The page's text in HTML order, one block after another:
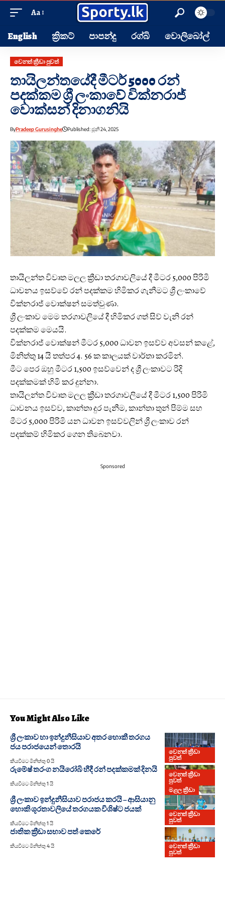
Aa
English ක්‍රිකට් පාපන්දු රග්බි වොලිබෝල්
වෙනත් ක්‍රීඩා පුවත්
තායිලන්තයේදී මීටර් 5000 රන්
පදක්කම ශ්‍රී ලංකාවේ වික්නරාජ්
වොක්සන් දිනාගනියි
ByPradeep Gurusinghe Published: ජූනි 24, 2025
තායිලන්ත විවෘත මලල ක්‍රීඩා තරගාවලියේ දී මීටර 5,000 පිරිමි
ධාවනය ඉසව්වේ රන් පදක්කම හිමිකර ගැනීමට ශ්‍රී ලංකාවේ
වික්නරාජ් වොක්ෂන් සමත්වුණා.
ශ්‍රී ලංකාව මෙම තරගාවලියේ දී හිමිකර ගත් සිව් වැනි රන්
පදක්කම මෙයයි.
වික්නරාජ් වොක්ෂන් මීටර 5,000 ධාවන ඉසව්ව අවසන් කළේ,
මිනිත්තු 14 යි තත්පර 4. 56 ක කාලයක් වාර්තා කරමින්.
මීට පෙර ඔහු මීටර 1,500 ඉසව්වෙන් ද ශ්‍රී ලංකාවට රිදි
පදක්කමක් හිමි කර දුන්නා.
තායිලන්ත විවෘත මලල ක්‍රීඩා තරගාවලියේ දී මීටර 1,500 පිරිමි
ධාවනය ඉසව්ව, කාන්තා දුර පැනීම, කාන්තා තුන් පිම්ම සහ
මීටර 5,000 පිරිමි යන ධාවන ඉසව්වලින් ශ්‍රී ලංකාව රන්
පදක්කම් හිමිකර ගෙන තිබෙනවා.
Sponsored
You Might Also Like
වෙනත් ක්‍රීඩා
පුවත්
ශ්‍රී ලංකාව හා ඉන්දුනීසියාව අතර හොකී තරගය
ජය පරාජයෙන් තොරයි
කියවීමට මිනිත්තු 0 යි
වෙනත් ක්‍රීඩා
පුවත්
මළල ක්‍රීඩා
රුමේෂ් තරංග නයිරෝබි හීදී රන් පදක්කමක් දිනයි
කියවීමට මිනිත්තු 1 යි
වෙනත් ක්‍රීඩා
පුවත්
ශ්‍රී ලංකාව ඉන්දුනීසියාව පරාජය කරයි – ආසියානු
හොකි ශූරතාවලියේ තරගයක විශිෂ්ට ජයක්
කියවීමට මිනිත්තු 1 යි
වෙනත් ක්‍රීඩා
පුවත්
ජාතික ක්‍රීඩා සභාව පත් කෙරේ
කියවීමට මිනිත්තු 4 යි